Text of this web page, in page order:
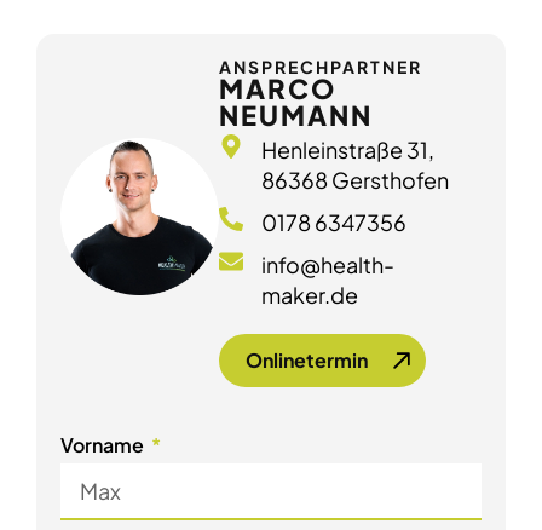
ANSPRECHPARTNER
MARCO
NEUMANN
Henleinstraße 31,
86368 Gersthofen
0178 6347356
info@health-
maker.de
Onlinetermin
Vorname